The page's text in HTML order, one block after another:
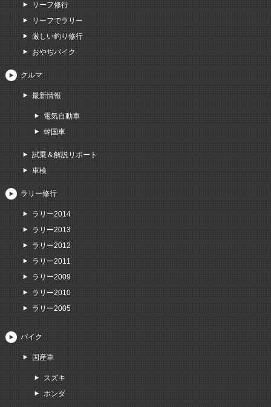
リーフ修行
リーフでラリー
厳しい釣り修行
おやぢバイク
クルマ
最新情報
電気自動車
韓国車
試乗＆解説リポート
車検
ラリー修行
ラリー2014
ラリー2013
ラリー2012
ラリー2011
ラリー2009
ラリー2010
ラリー2005
バイク
国産車
スズキ
ホンダ